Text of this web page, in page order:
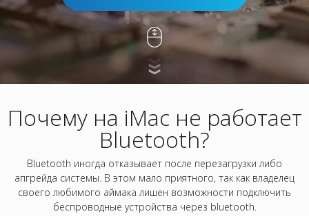
Почему на iMac не работает
Bluetooth?
Bluetooth иногда отказывает после перезагрузки либо
апгрейда системы. В этом мало приятного, так как владелец
своего любимого аймака лишен возможности подключить
беспроводные устройства через bluetooth.